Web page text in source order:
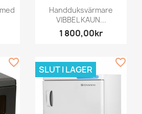
Handduksvärmare
VIBBEL KAUN...
1 800,00kr
favorite_border
SLUT I LAGER
favorite_border